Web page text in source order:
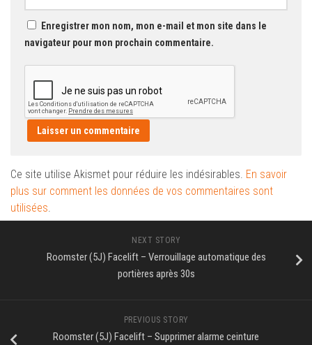
Enregistrer mon nom, mon e-mail et mon site dans le
navigateur pour mon prochain commentaire.
Ce site utilise Akismet pour réduire les indésirables. En savoir
plus sur comment les données de vos commentaires sont
utilisées.
NEXT STORY
Roomster (5J) Facelift – Verrouillage automatique des
portières après 30s
PREVIOUS STORY
Roomster (5J) Facelift – Supprimer alarme ceinture